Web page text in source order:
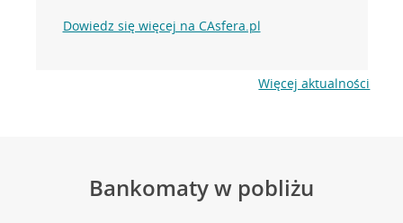
Dowiedz się więcej na CAsfera.pl
Więcej aktualności
Bankomaty w pobliżu